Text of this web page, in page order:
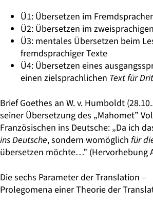
Ü1: Übersetzen im
Ü2: Übersetzen im
Ü3: mentales Übersetzen beim
fremdsprachiger Texte
Ü4: Übersetzen eines
einen zielsprachlichen Text für
Brief Goethes an W. v. Humboldt
seiner Übersetzung des „Mahomet”
Französischen ins Deutsche: „Da ich
ins Deutsche, sondern womöglich für
übersetzen möchte…” (Hervorhebung
Die sechs Parameter der Translation –
Prolegomena einer Theorie der